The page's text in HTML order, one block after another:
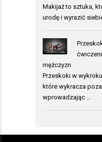
Makijaż to sztuka,
urodę i wyrazić
mężczyzn
Przeskoki w
które wykracza
wprowadzając …